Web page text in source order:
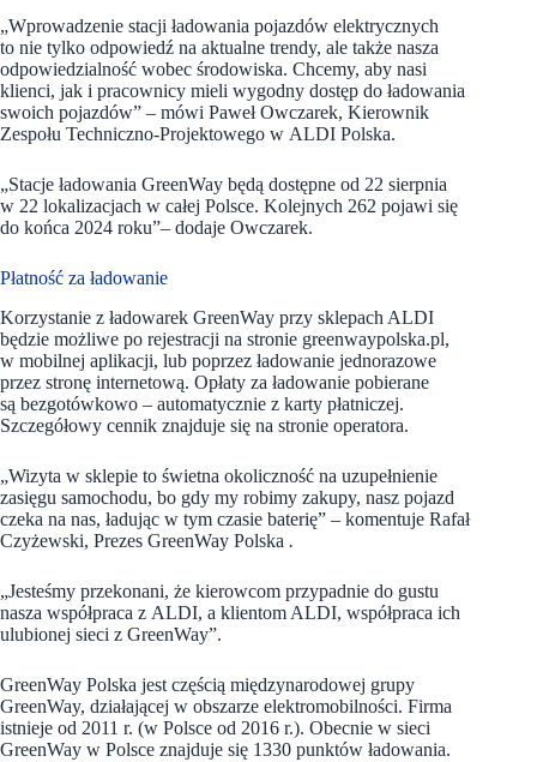
„Wprowadzenie stacji ładowania pojazdów elektrycznych
to nie tylko odpowiedź na aktualne trendy, ale także nasza
odpowiedzialność wobec środowiska. Chcemy, aby nasi
klienci, jak i pracownicy mieli wygodny dostęp do ładowania
swoich pojazdów” – mówi Paweł Owczarek, Kierownik
Zespołu Techniczno-Projektowego w ALDI Polska.
„Stacje ładowania GreenWay będą dostępne od 22 sierpnia
w 22 lokalizacjach w całej Polsce. Kolejnych 262 pojawi się
do końca 2024 roku”– dodaje Owczarek.
Płatność za ładowanie
Korzystanie z ładowarek GreenWay przy sklepach ALDI
będzie możliwe po rejestracji na stronie greenwaypolska.pl,
w mobilnej aplikacji, lub poprzez ładowanie jednorazowe
przez stronę internetową. Opłaty za ładowanie pobierane
są bezgotówkowo – automatycznie z karty płatniczej.
Szczegółowy cennik znajduje się na stronie operatora.
„Wizyta w sklepie to świetna okoliczność na uzupełnienie
zasięgu samochodu, bo gdy my robimy zakupy, nasz pojazd
czeka na nas, ładując w tym czasie baterię” – komentuje Rafał
Czyżewski, Prezes GreenWay Polska .
„Jesteśmy przekonani, że kierowcom przypadnie do gustu
nasza współpraca z ALDI, a klientom ALDI, współpraca ich
ulubionej sieci z GreenWay”.
GreenWay Polska jest częścią międzynarodowej grupy
GreenWay, działającej w obszarze elektromobilności. Firma
istnieje od 2011 r. (w Polsce od 2016 r.). Obecnie w sieci
GreenWay w Polsce znajduje się 1330 punktów ładowania.